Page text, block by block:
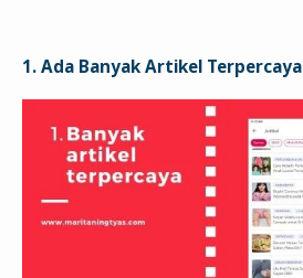
1. Ada Banyak Artikel Terpercaya